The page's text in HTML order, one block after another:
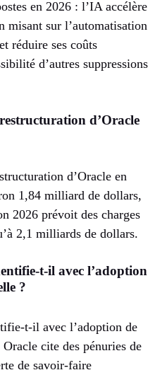
en 2026 : l’IA accélère
misant sur l’automatisation
réduire ses coûts
d’autres suppressions
d’Oracle
d’Oracle en
1,84 milliard de dollars,
2026 prévoit des charges
2,1 milliards de dollars.
t-il avec l’adoption
?
t-il avec l’adoption de
cite des pénuries de
de savoir-faire